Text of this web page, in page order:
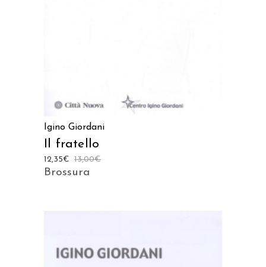
Igino Giordani
Il fratello
13,00€
12,35€
Brossura